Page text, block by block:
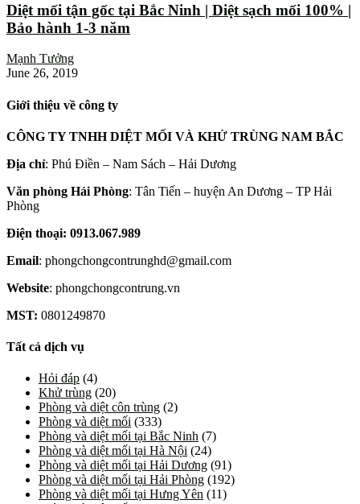
Diệt mối tận gốc tại Bắc Ninh | Diệt sạch mối 100% |
Bảo hành 1-3 năm
Mạnh Tưởng
June 26, 2019
Giới thiệu về công ty
CÔNG TY TNHH DIỆT MỐI VÀ KHỬ TRÙNG NAM BẮC
Địa chỉ: Phú Điền – Nam Sách – Hải Dương
Văn phòng Hải Phòng: Tân Tiến – huyện An Dương – TP Hải
Phòng
Điện thoại: 0913.067.989
Email: phongchongcontrunghd@gmail.com
Website: phongchongcontrung.vn
MST: 0801249870
Tất cả dịch vụ
Hỏi đáp (4)
Khử trùng (20)
Phòng và diệt côn trùng (2)
Phòng và diệt mối (333)
Phòng và diệt mối tại Bắc Ninh (7)
Phòng và diệt mối tại Hà Nội (24)
Phòng và diệt mối tại Hải Dương (91)
Phòng và diệt mối tại Hải Phòng (192)
Phòng và diệt mối tại Hưng Yên (11)